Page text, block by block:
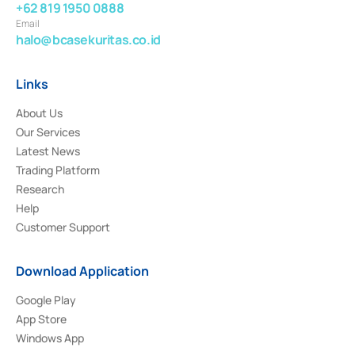
+62 819 1950 0888
Email
halo@bcasekuritas.co.id
Links
About Us
Our Services
Latest News
Trading Platform
Research
Help
Customer Support
Download Application
Google Play
App Store
Windows App